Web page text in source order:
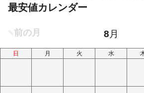
最安値カレンダー
日 月 火 水